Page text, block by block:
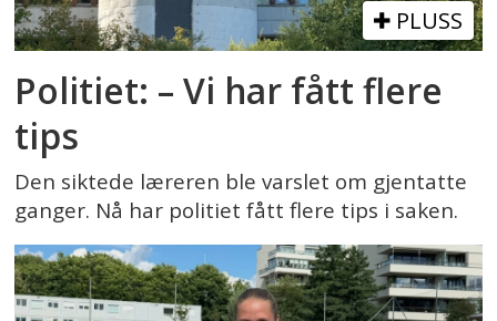
PLUSS
Politiet: – Vi har fått flere
tips
Den siktede læreren ble varslet om gjentatte
ganger. Nå har politiet fått flere tips i saken.